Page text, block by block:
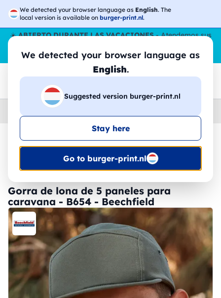
We detected your browser language as English. The
local version is available on burger-print.nl.
We detected your browser language as
English.
Suggested version burger-print.nl
Stay here
Go to burger-print.nl
☀️ABIERTO DURANTE LAS VACACIONES- Atendemos sus
pedidos durante todo el verano, incluso en agosto.
Sin parar
😎🌴
Home
🔥 -30% de impresión DTF
Gorra de lona de 5 paneles para
caravana - B654 - Beechfield